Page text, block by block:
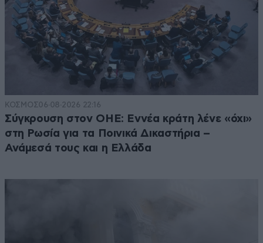
ΚΟΣΜΟΣ06·08·2026 22:16
Σύγκρουση στον ΟΗΕ: Εννέα κράτη λένε «όχι»
στη Ρωσία για τα Ποινικά Δικαστήρια –
Ανάμεσά τους και η Ελλάδα